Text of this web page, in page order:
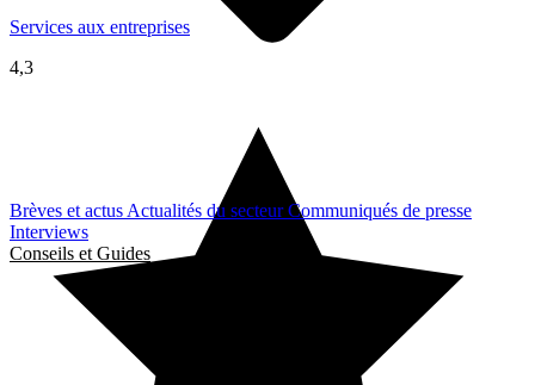
Brèves et actus Actualités du secteurCommuniqués de presse
Interviews
Conseils et Guides
Services aux entreprises
4,3